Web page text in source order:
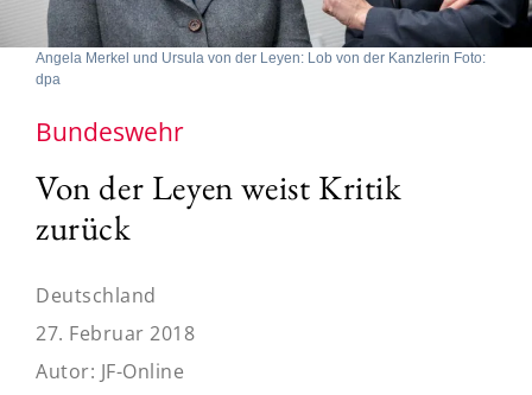
Angela Merkel und Ursula von der Leyen: Lob von der Kanzlerin Foto:
dpa
Bundeswehr
Von der Leyen weist Kritik
zurück
Deutschland
27. Februar 2018
Autor: JF-Online